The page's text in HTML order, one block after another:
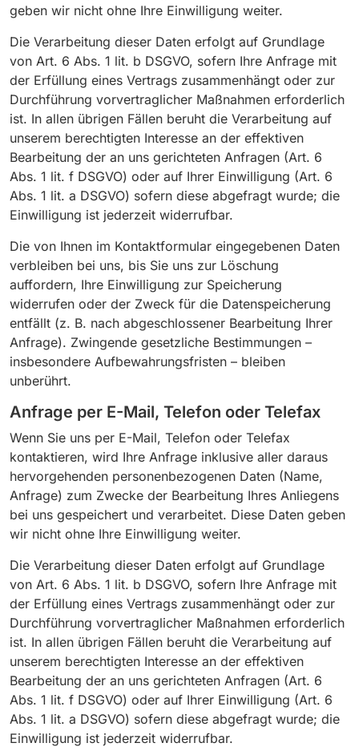
geben wir nicht ohne Ihre Einwilligung weiter.
Die Verarbeitung dieser Daten erfolgt auf Grundlage
von Art. 6 Abs. 1 lit. b DSGVO, sofern Ihre Anfrage mit
der Erfüllung eines Vertrags zusammenhängt oder zur
Durchführung vorvertraglicher Maßnahmen erforderlich
ist. In allen übrigen Fällen beruht die Verarbeitung auf
unserem berechtigten Interesse an der effektiven
Bearbeitung der an uns gerichteten Anfragen (Art. 6
Abs. 1 lit. f DSGVO) oder auf Ihrer Einwilligung (Art. 6
Abs. 1 lit. a DSGVO) sofern diese abgefragt wurde; die
Einwilligung ist jederzeit widerrufbar.
Die von Ihnen im Kontaktformular eingegebenen Daten
verbleiben bei uns, bis Sie uns zur Löschung
auffordern, Ihre Einwilligung zur Speicherung
widerrufen oder der Zweck für die Datenspeicherung
entfällt (z. B. nach abgeschlossener Bearbeitung Ihrer
Anfrage). Zwingende gesetzliche Bestimmungen –
insbesondere Aufbewahrungsfristen – bleiben
unberührt.
Anfrage per E-Mail, Telefon oder Telefax
Wenn Sie uns per E-Mail, Telefon oder Telefax
kontaktieren, wird Ihre Anfrage inklusive aller daraus
hervorgehenden personenbezogenen Daten (Name,
Anfrage) zum Zwecke der Bearbeitung Ihres Anliegens
bei uns gespeichert und verarbeitet. Diese Daten geben
wir nicht ohne Ihre Einwilligung weiter.
Die Verarbeitung dieser Daten erfolgt auf Grundlage
von Art. 6 Abs. 1 lit. b DSGVO, sofern Ihre Anfrage mit
der Erfüllung eines Vertrags zusammenhängt oder zur
Durchführung vorvertraglicher Maßnahmen erforderlich
ist. In allen übrigen Fällen beruht die Verarbeitung auf
unserem berechtigten Interesse an der effektiven
Bearbeitung der an uns gerichteten Anfragen (Art. 6
Abs. 1 lit. f DSGVO) oder auf Ihrer Einwilligung (Art. 6
Abs. 1 lit. a DSGVO) sofern diese abgefragt wurde; die
Einwilligung ist jederzeit widerrufbar.